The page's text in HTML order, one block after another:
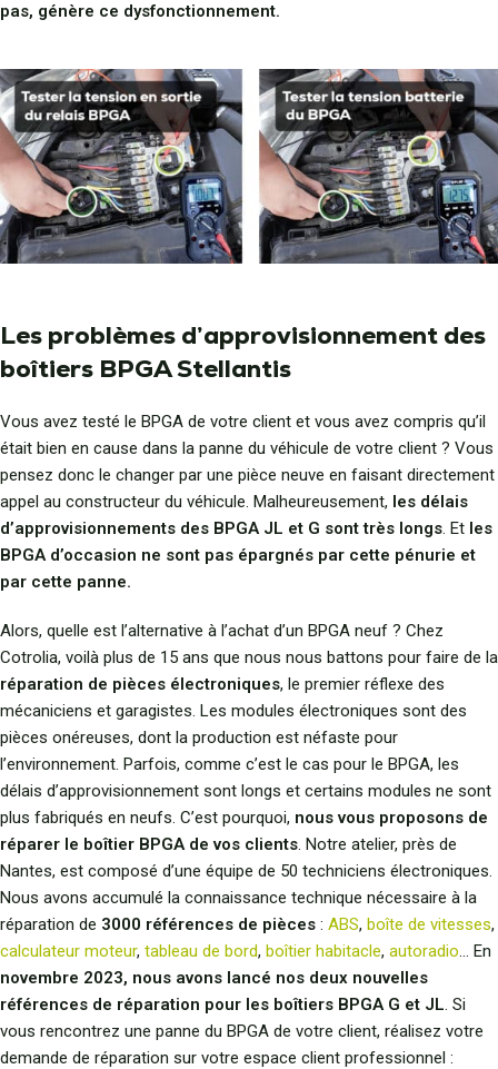
pas, génère ce dysfonctionnement.
Les problèmes d’approvisionnement des
boîtiers BPGA Stellantis
Vous avez testé le BPGA de votre client et vous avez compris qu’il
était bien en cause dans la panne du véhicule de votre client ? Vous
pensez donc le changer par une pièce neuve en faisant directement
appel au constructeur du véhicule. Malheureusement, les délais
d’approvisionnements des BPGA JL et G sont très longs. Et les
BPGA d’occasion ne sont pas épargnés par cette pénurie et
par cette panne.
Alors, quelle est l’alternative à l’achat d’un BPGA neuf ? Chez
Cotrolia, voilà plus de 15 ans que nous nous battons pour faire de la
réparation de pièces électroniques, le premier réflexe des
mécaniciens et garagistes. Les modules électroniques sont des
pièces onéreuses, dont la production est néfaste pour
l’environnement. Parfois, comme c’est le cas pour le BPGA, les
délais d’approvisionnement sont longs et certains modules ne sont
plus fabriqués en neufs. C’est pourquoi, nous vous proposons de
réparer le boîtier BPGA de vos clients. Notre atelier, près de
Nantes, est composé d’une équipe de 50 techniciens électroniques.
Nous avons accumulé la connaissance technique nécessaire à la
réparation de 3000 références de pièces : ABS, boîte de vitesses,
calculateur moteur, tableau de bord, boîtier habitacle, autoradio… En
novembre 2023, nous avons lancé nos deux nouvelles
références de réparation pour les boîtiers BPGA G et JL. Si
vous rencontrez une panne du BPGA de votre client, réalisez votre
demande de réparation sur votre espace client professionnel :